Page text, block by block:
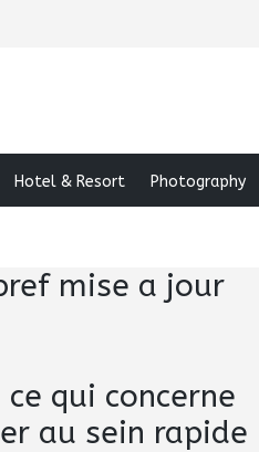
Hotel & Resort Photography
mise a jour
qui concerne
au sein rapide